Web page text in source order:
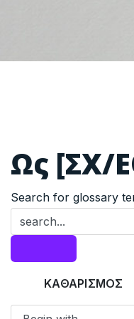
Ως [ΣΧ/
Search for glossary